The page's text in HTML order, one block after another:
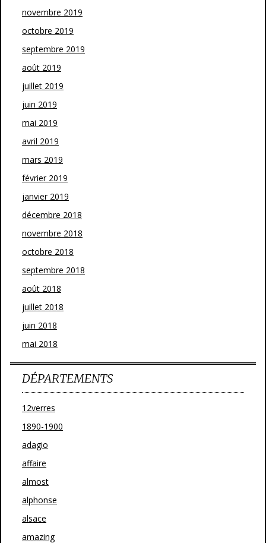
novembre 2019
octobre 2019
septembre 2019
août 2019
juillet 2019
juin 2019
mai 2019
avril 2019
mars 2019
février 2019
janvier 2019
décembre 2018
novembre 2018
octobre 2018
septembre 2018
août 2018
juillet 2018
juin 2018
mai 2018
DÉPARTEMENTS
12verres
1890-1900
adagio
affaire
almost
alphonse
alsace
amazing